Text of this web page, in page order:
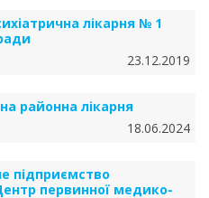
лікарня № 1
23.12.2019
районна лікарня
18.06.2024
підприємство
первинної медико-